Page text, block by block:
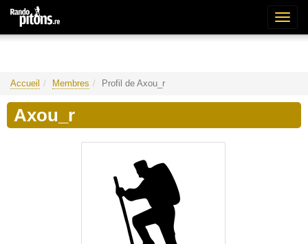
Accueil Membres Profil de Axou_r
Axou_r